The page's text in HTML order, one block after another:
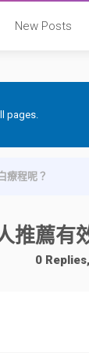
New Posts
pages.
療程呢？
推薦有
0